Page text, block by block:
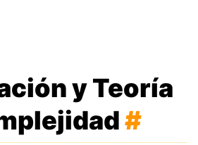
y Teoría
#